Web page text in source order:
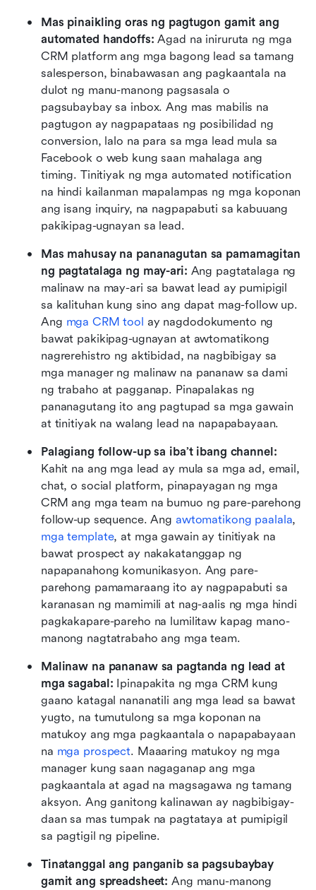
Mas pinaikling oras ng pagtugon gamit ang
automated handoffs: Agad na iniruruta ng mga
CRM platform ang mga bagong lead sa tamang
salesperson, binabawasan ang pagkaantala na
dulot ng manu-manong pagsasala o
pagsubaybay sa inbox. Ang mas mabilis na
pagtugon ay nagpapataas ng posibilidad ng
conversion, lalo na para sa mga lead mula sa
Facebook o web kung saan mahalaga ang
timing. Tinitiyak ng mga automated notification
na hindi kailanman mapalampas ng mga koponan
ang isang inquiry, na nagpapabuti sa kabuuang
pakikipag-ugnayan sa lead.
Mas mahusay na pananagutan sa pamamagitan
ng pagtatalaga ng may-ari: Ang pagtatalaga ng
malinaw na may-ari sa bawat lead ay pumipigil
sa kalituhan kung sino ang dapat mag-follow up.
Ang mga CRM tool ay nagdodokumento ng
bawat pakikipag-ugnayan at awtomatikong
nagrerehistro ng aktibidad, na nagbibigay sa
mga manager ng malinaw na pananaw sa dami
ng trabaho at pagganap. Pinapalakas ng
pananagutang ito ang pagtupad sa mga gawain
at tinitiyak na walang lead na napapabayaan.
Palagiang follow-up sa iba’t ibang channel:
Kahit na ang mga lead ay mula sa mga ad, email,
chat, o social platform, pinapayagan ng mga
CRM ang mga team na bumuo ng pare-parehong
follow-up sequence. Ang awtomatikong paalala
mga template, at mga gawain ay tinitiyak na
bawat prospect ay nakakatanggap ng
napapanahong komunikasyon. Ang pare-
parehong pamamaraang ito ay nagpapabuti sa
karanasan ng mamimili at nag-aalis ng mga hindi
pagkakapare-pareho na lumilitaw kapag mano-
manong nagtatrabaho ang mga team.
Malinaw na pananaw sa pagtanda ng lead at
mga sagabal: Ipinapakita ng mga CRM kung
gaano katagal nananatili ang mga lead sa bawat
yugto, na tumutulong sa mga koponan na
matukoy ang mga pagkaantala o napapabayaan
na mga prospect. Maaaring matukoy ng mga
manager kung saan nagaganap ang mga
pagkaantala at agad na magsagawa ng tamang
aksyon. Ang ganitong kalinawan ay nagbibigay-
daan sa mas tumpak na pagtataya at pumipigil
sa pagtigil ng pipeline.
Tinatanggal ang panganib sa pagsubaybay
gamit ang spreadsheet: Ang manu-manong